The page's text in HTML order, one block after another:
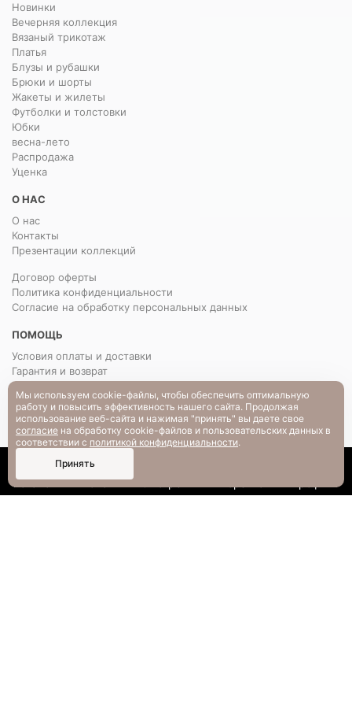
Каталог Поиск
Новинки
Вечерняя коллекция
Вязаный трикотаж
Платья
Блузы и рубашки
Брюки и шорты
Жакеты и жилеты
Футболки и толстовки
Юбки
весна-лето
Распродажа
Уценка
О НАС
О нас
Контакты
Презентации коллекций
Договор оферты
Политика конфиденциальности
Согласие на обработку персональных данных
ПОМОЩЬ
Условия оплаты и доставки
Гарантия и возврат
РАЗМЕРНАЯ СЕТКА
Вопрос-ответ
Мы используем cookie-файлы, чтобы обеспечить оптимальную
работу и повысить эффективность нашего сайта. Продолжая
использование веб-сайта и нажимая "принять" вы даете свое
согласие на обработку cookie-файлов и пользовательских данных в
соответствии с политикой конфиденциальности.
Принять